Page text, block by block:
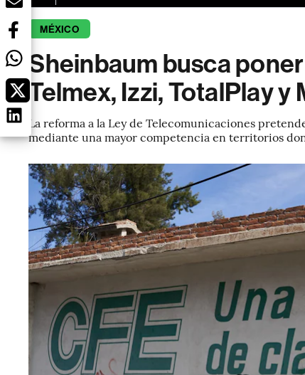
MÉXICO
Sheinbaum busca
Telmex, Izzi, TotalPlay
La reforma a la Ley de Telecomunicaciones
mediante una mayor competencia en territorios